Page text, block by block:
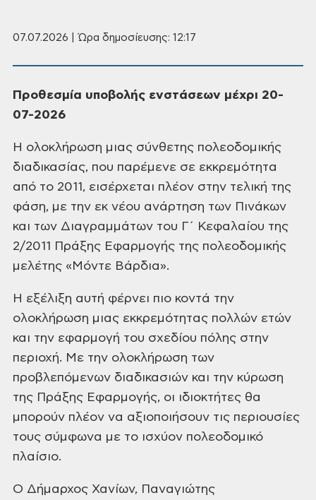
07.07.2026 | Ώρα δημοσίευσης: 12:17
Προθεσμία υποβολής ενστάσεων μέχρι 20-
07-2026
Η ολοκλήρωση μιας σύνθετης πολεοδομικής
διαδικασίας, που παρέμενε σε εκκρεμότητα
από το 2011, εισέρχεται πλέον στην τελική της
φάση, με την εκ νέου ανάρτηση των Πινάκων
και των Διαγραμμάτων του Γ΄ Κεφαλαίου της
2/2011 Πράξης Εφαρμογής της πολεοδομικής
μελέτης «Μόντε Βάρδια».
Η εξέλιξη αυτή φέρνει πιο κοντά την
ολοκλήρωση μιας εκκρεμότητας πολλών ετών
και την εφαρμογή του σχεδίου πόλης στην
περιοχή. Με την ολοκλήρωση των
προβλεπόμενων διαδικασιών και την κύρωση
της Πράξης Εφαρμογής, οι ιδιοκτήτες θα
μπορούν πλέον να αξιοποιήσουν τις περιουσίες
τους σύμφωνα με το ισχύον πολεοδομικό
πλαίσιο.
Ο Δήμαρχος Χανίων, Παναγιώτης